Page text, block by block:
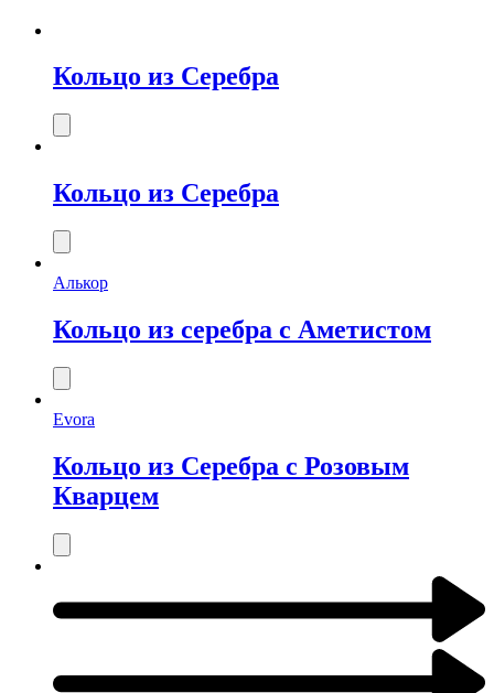
Кольцо из Серебра
Кольцо из Серебра
Алькор
Кольцо из серебра с Аметистом
Evora
Кольцо из Серебра с Розовым
Кварцем